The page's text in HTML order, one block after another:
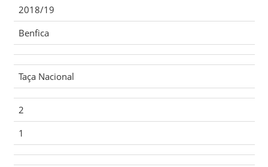
2018/19
Benfica
Taça Nacional
2
1